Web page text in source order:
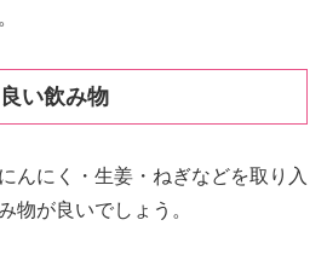
い飲み物
んにく・生姜・ねぎなどを取り入
物が良いでしょう。